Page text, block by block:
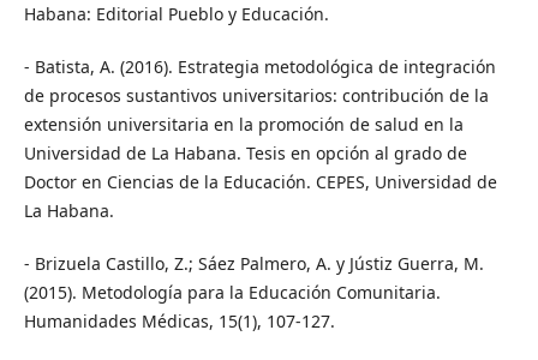
Habana: Editorial Pueblo y Educación.
- Batista, A. (2016). Estrategia metodológica de integración
de procesos sustantivos universitarios: contribución de la
extensión universitaria en la promoción de salud en la
Universidad de La Habana. Tesis en opción al grado de
Doctor en Ciencias de la Educación. CEPES, Universidad de
La Habana.
- Brizuela Castillo, Z.; Sáez Palmero, A. y Jústiz Guerra, M.
(2015). Metodología para la Educación Comunitaria.
Humanidades Médicas, 15(1), 107-127.